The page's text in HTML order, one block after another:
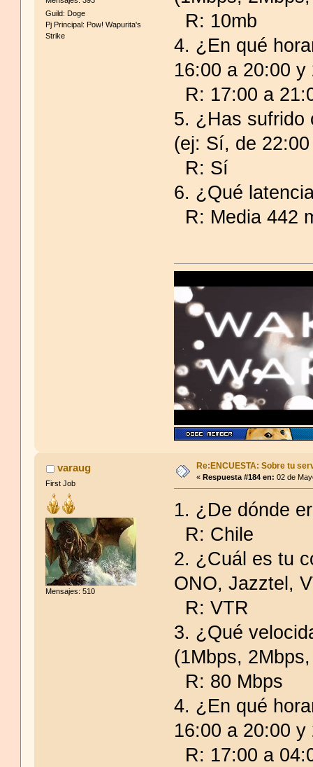
Guild: Doge
Pj Principal: Pow! Wapurita's
Strike
R: 10mb
4. ¿En qué
16:00 a 20:00
R: 17:00 a
5. ¿Has sufrido
(ej: Sí, de
R: Sí
6. ¿Qué
R: Media 442
varaug
First Job
Mensajes: 510
Re:ENCUESTA: Sobre tu
« Respuesta #184 en: 02 de
1. ¿De dónde
R: Chile
2. ¿Cuál es tu
ONO, Jazztel,
R: VTR
3. ¿Qué
(1Mbps,
R: 80 Mbps
4. ¿En qué
16:00 a 20:00
R: 17:00 a